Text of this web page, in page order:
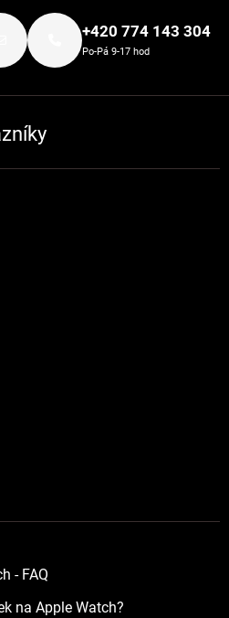
+420 774 143 304
Po-Pá 9-17 hod
- FAQ
na Apple Watch?